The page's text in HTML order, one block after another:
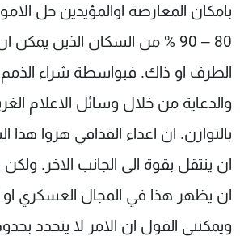
بامكان المعارضة اوالمؤيدين حل
80 – 90 % من السكان الذين
الطرف او ذاك. فبواسطة شراء الذمم
والدعاية من خلال وسائل الاعلام
بالتوازن. ان اعداء القذافي هزوا هذا
ان ينتقل بقوة الى الجانب الاخر.
ان يظهر هذا في المجال العسكري
ويمكنني القول ان الامر لا يتحدد